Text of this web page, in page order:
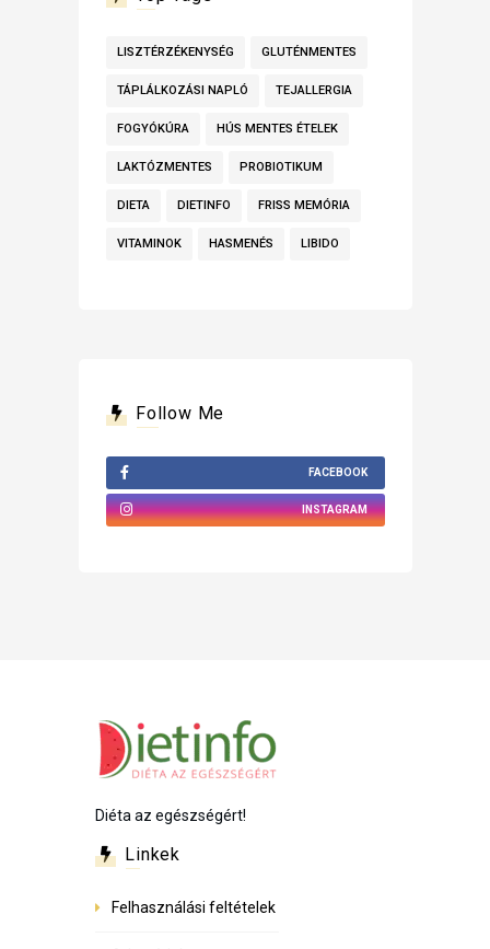
LISZTÉRZÉKENYSÉG GLUTÉNMENTES
TÁPLÁLKOZÁSI NAPLÓ TEJALLERGIA
FOGYÓKÚRA HÚS MENTES ÉTELEK
LAKTÓZMENTES PROBIOTIKUM
DIETA DIETINFO FRISS MEMÓRIA
VITAMINOK HASMENÉS LIBIDO
Follow Me
FACEBOOK
INSTAGRAM
Diéta az egészségért!
Linkek
Felhasználási feltételek